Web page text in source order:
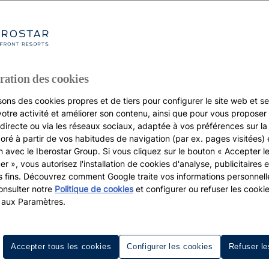
détails soignés pour une
les hôtels Iberostar, où chaque détail a été pensé
accès à nosinstallations exclusives, comme les
Admirez la vue impressionnante sur la mer
de l’hôtel
,
des cookies
des cookies propres et de tiers pour configurer le site web et
activité et améliorer son contenu, ainsi que pour vous proposer
ou via les réseaux sociaux, adaptée à vos préférences sur
à partir de vos habitudes de navigation (par ex. pages visitées)
avec le Iberostar Group. Si vous cliquez sur le bouton « Accepter
», vous autorisez l'installation de cookies d'analyse, publicitaires
fins. Découvrez comment Google traite vos informations
notre Politique de cookieset configurer ou refuser les
Paramètres.
Configurer les cookies Refuser
Accepter tous les cookies